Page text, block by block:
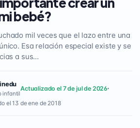
bebé?
mil veces que el lazo entre una
Esa relación especial existe y se
a sus…
infantil
Actualizado el 7 de jul de 2026
el 13 de ene de 2018